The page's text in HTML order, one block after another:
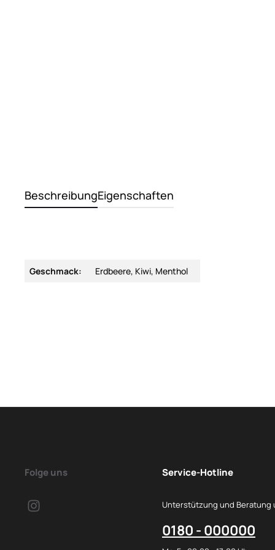
BeschreibungEigenschaften
Geschmack: Erdbeere, Kiwi, Menthol
Folge uns Service-Hotline
Unterstützung und Beratung
0180 - 000000